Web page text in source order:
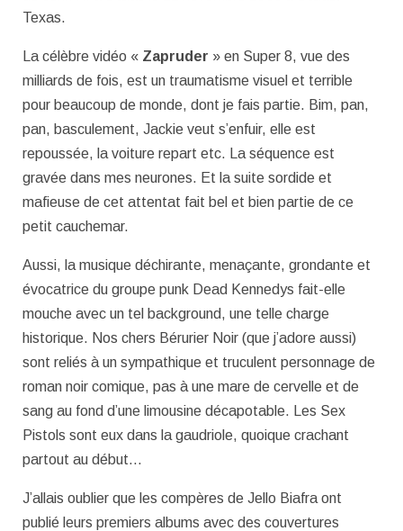
Texas.
La célèbre vidéo « Zapruder » en Super 8, vue des
milliards de fois, est un traumatisme visuel et terrible
pour beaucoup de monde, dont je fais partie. Bim, pan,
pan, basculement, Jackie veut s’enfuir, elle est
repoussée, la voiture repart etc. La séquence est
gravée dans mes neurones. Et la suite sordide et
mafieuse de cet attentat fait bel et bien partie de ce
petit cauchemar.
Aussi, la musique déchirante, menaçante, grondante et
évocatrice du groupe punk Dead Kennedys fait-elle
mouche avec un tel background, une telle charge
historique. Nos chers Bérurier Noir (que j’adore aussi)
sont reliés à un sympathique et truculent personnage de
roman noir comique, pas à une mare de cervelle et de
sang au fond d’une limousine décapotable. Les Sex
Pistols sont eux dans la gaudriole, quoique crachant
partout au début…
J’allais oublier que les compères de Jello Biafra ont
publié leurs premiers albums avec des couvertures